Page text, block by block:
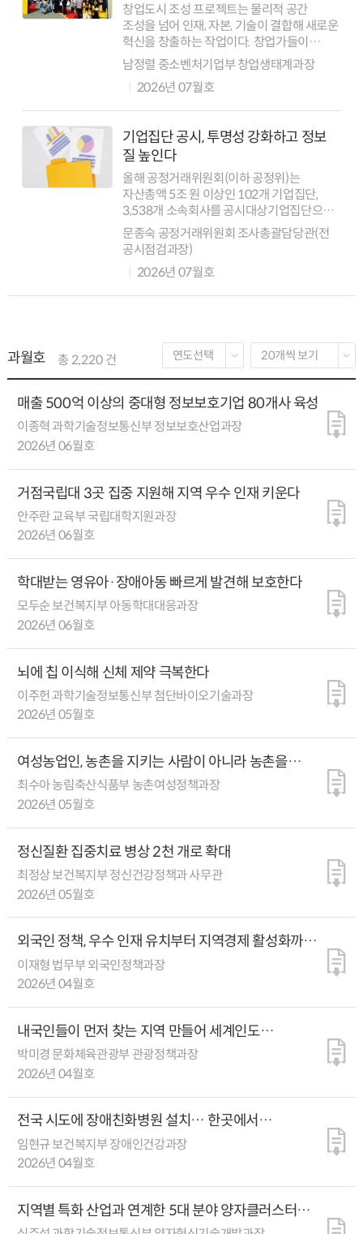
창업도시 조성 프로젝트는 물리적 공간
조성을 넘어 인재, 자본, 기술이 결합해 새로운
혁신을 창출하는 작업이다. 창업가들이
지역에 안정적으로 정착할 수 있는 환경을
유기적으로 만들어 지역 창업생태계의 체질을
구조적으로 개선하는 장기 프로젝트다.
남정렬 중소벤처기업부 창업생태계과장
2026년 07월호
기업집단 공시, 투명성 강화하고 정보
질 높인다
올해 공정거래위원회(이하 공정위)는
자산총액 5조 원 이상인 102개 기업집단,
3,538개 소속회사를 공시대상기업집단으로
지정했다. 이는 전년도 92개 기업집단,
3,301개 소속회사에 비해 각각 10개 집단,
237개 회사가 증가한 수치다. 공시대상기...
문종숙 공정거래위원회 조사총괄담당관(전
공시점검과장)
2026년 07월호
과월호 총 2,220 건
매출 500억 이상의 중대형 정보보호기업 80개사 육성
이종혁 과학기술정보통신부 정보보호산업과장
2026년 06월호
거점국립대 3곳 집중 지원해 지역 우수 인재 키운다
안주란 교육부 국립대학지원과장
2026년 06월호
학대받는 영유아·장애아동 빠르게 발견해 보호한다
모두순 보건복지부 아동학대대응과장
2026년 06월호
뇌에 칩 이식해 신체 제약 극복한다
이주헌 과학기술정보통신부 첨단바이오기술과장
2026년 05월호
여성농업인, 농촌을 지키는 사람이 아니라 농촌을
변화시키는 주체로
최수아 농림축산식품부 농촌여성정책과장
2026년 05월호
정신질환 집중치료 병상 2천 개로 확대
최정상 보건복지부 정신건강정책과 사무관
2026년 05월호
외국인 정책, 우수 인재 유치부터 지역경제 활성화까지
국가전략으로 접근
이재형 법무부 외국인정책과장
2026년 04월호
내국인들이 먼저 찾는 지역 만들어 세계인도
불러들인다
박미경 문화체육관광부 관광정책과장
2026년 04월호
전국 시도에 장애친화병원 설치… 한곳에서
진료받는다
임현규 보건복지부 장애인건강과장
2026년 04월호
지역별 특화 산업과 연계한 5대 분야 양자클러스터
조성한다